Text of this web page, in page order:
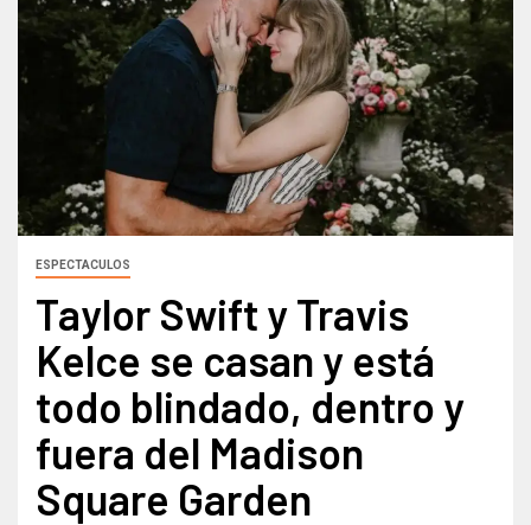
ESPECTACULOS
Taylor Swift y Travis
Kelce se casan y está
todo blindado, dentro y
fuera del Madison
Square Garden